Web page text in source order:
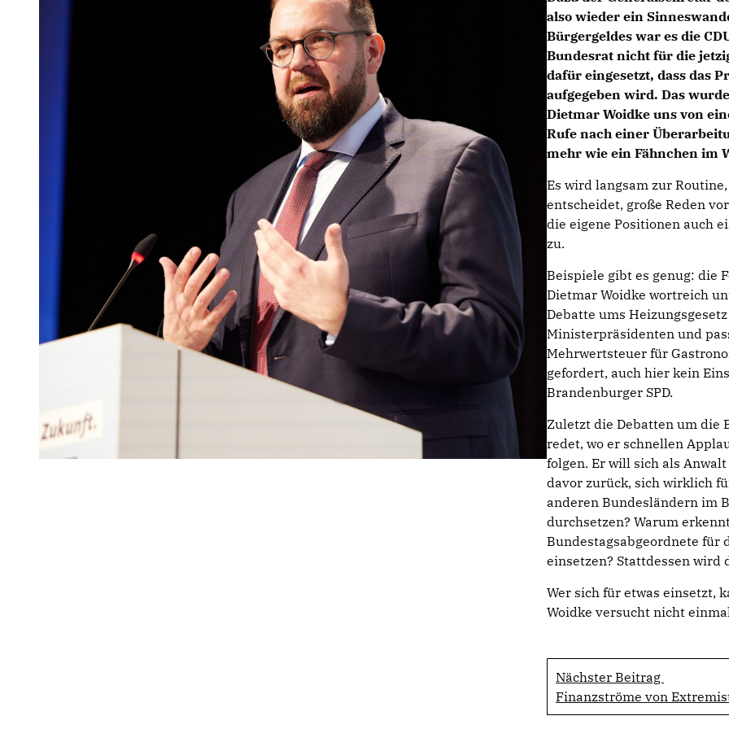
also wieder ein
Bürgergeldes war es die
Bundesrat nicht für die
dafür eingesetzt, dass das
aufgegeben wird. Das
Dietmar Woidke uns von
Rufe nach einer
mehr wie ein Fähnchen im
Es wird langsam zur
entscheidet, große Reden
die eigene Positionen auch
zu.
Beispiele gibt es genug: die
Dietmar Woidke wortreich
Debatte ums
Ministerpräsidenten und
Mehrwertsteuer für
gefordert, auch hier kein
Brandenburger SPD.
Zuletzt die Debatten um die
redet, wo er schnellen
folgen. Er will sich als
davor zurück, sich wirklich
anderen Bundesländern im
durchsetzen? Warum
Bundestagsabgeordnete für
einsetzen? Stattdessen
Wer sich für etwas einsetzt,
Woidke versucht nicht
Nächster Beitrag
Finanzströme von